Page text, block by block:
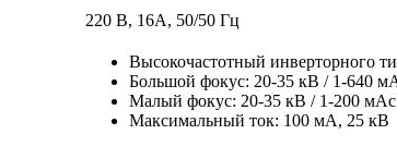
220 В, 16А, 50/50 Гц
Высокочастотный инверторного
Большой фокус: 20-35 кВ / 1-640
Малый фокус: 20-35 кВ / 1-200 мАс
Максимальный ток: 100 мА, 25 кВ